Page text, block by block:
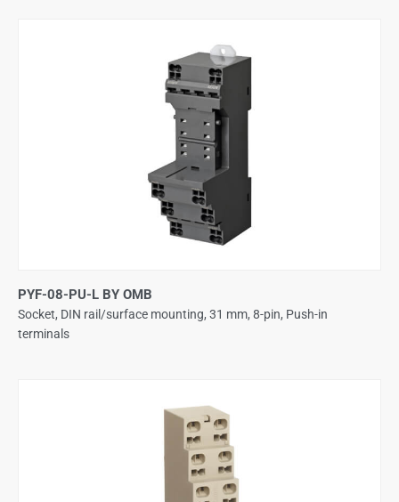
PYF-08-PU-L BY OMB
Socket, DIN rail/surface mounting, 31 mm, 8-pin, Push-in
terminals